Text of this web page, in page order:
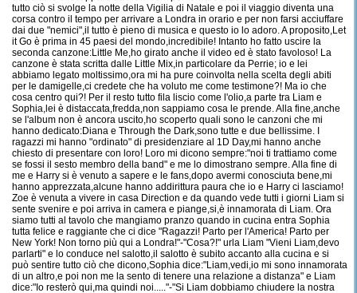
tutto ciò si svolge la notte della Vigilia di Natale e poi il viaggio diventa una
corsa contro il tempo per arrivare a Londra in orario e per non farsi acciuffare
dai due "nemici",il tutto è pieno di musica e questo io lo adoro. A proposito,Let
it Go è prima in 45 paesi del mondo,incredibile! Intanto ho fatto uscire la
seconda canzone:Little Me,ho girato anche il video ed è stato favoloso! La
canzone è stata scritta dalle Little Mix,in particolare da Perrie; io e lei
abbiamo legato moltissimo,ora mi ha pure coinvolta nella scelta degli abiti
per le damigelle,ci credete che ha voluto me come testimone?! Ma io che
cosa centro qui?! Per il resto tutto fila liscio come l'olio,a parte tra Liam e
Sophia,lei è distaccata,fredda,non sappiamo cosa le prende. Alla fine,anche
se l'album non è ancora uscito,ho scoperto quali sono le canzoni che mi
hanno dedicato:Diana e Through the Dark,sono tutte e due bellissime. I
ragazzi mi hanno "ordinato" di presidenziare al 1D Day,mi hanno anche
chiesto di presentare con loro! Loro mi dicono sempre:"noi ti trattiamo come
se fossi il sesto membro della band" e me lo dimostrano sempre. Alla fine di
me e Harry si è venuto a sapere e le fans,dopo avermi conosciuta bene,mi
hanno apprezzata,alcune hanno addirittura paura che io e Harry ci lasciamo!
Zoe è venuta a vivere in casa Direction e da quando vede tutti i giorni Liam si
sente svenire e poi arriva in camera e piange,si,è innamorata di Liam. Ora
siamo tutti al tavolo che mangiamo pranzo quando in cucina entra Sophia
tutta felice e raggiante che ci dice "Ragazzi! Parto per l'America! Parto per
New York! Non torno più qui a Londra!"-"Cosa?!" urla Liam "Vieni Liam,devo
parlarti" e lo conduce nel salotto,il salotto è subito accanto alla cucina e si
può sentire tutto ciò che dicono,Sophia dice:"Liam,vedi,io mi sono innamorata
di un altro,e poi non me la sento di tenere una relazione a distanza" e Liam
dice:"Io resterò qui,ma quindi noi....."-"Si Liam dobbiamo chiudere la nostra